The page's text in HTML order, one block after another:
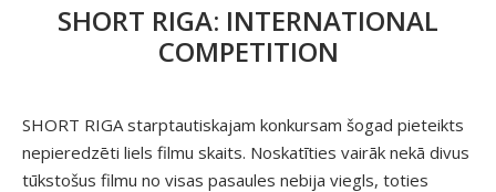
SHORT RIGA: INTERNATIONAL
COMPETITION
SHORT RIGA starptautiskajam konkursam šogad pieteikts
nepieredzēti liels filmu skaits. Noskatīties vairāk nekā divus
tūkstošus filmu no visas pasaules nebija viegls, toties